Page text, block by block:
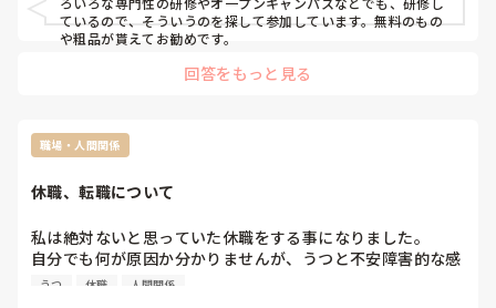
ているので、そういうのを探して参加しています。無料のもの
や粗品が貰えてお勧めです。
回答をもっと見る
職場・人間関係
休職、転職について
私は絶対ないと思っていた休職をする事になりました。
自分でも何が原因か分かりませんが、うつと不安障害的な感
じになってるみたいです。今2年目です。
うつ 休職 人間関係